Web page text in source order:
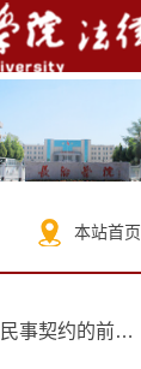
本站首页
讲座预告｜中国传统民事契约的前世与今生